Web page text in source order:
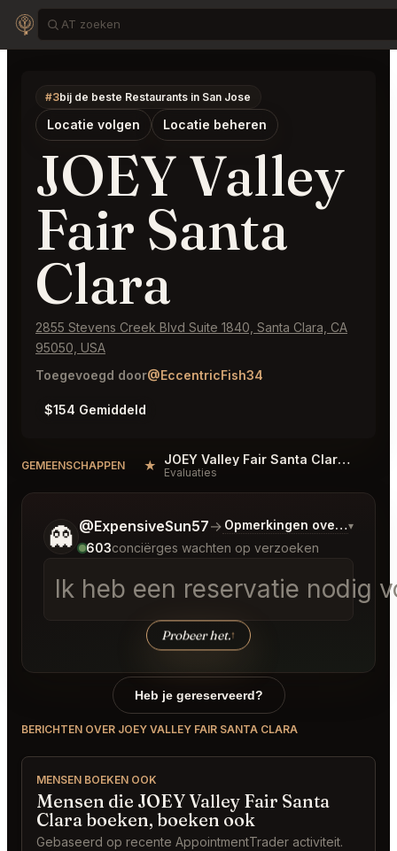
#3bij de beste Restaurants in San Jose
Locatie volgen Locatie beheren
JOEY Valley
Fair Santa
Clara
2855 Stevens Creek Blvd Suite 1840, Santa Clara, CA
95050, USA
Toegevoegd door@EccentricFish34
$154 Gemiddeld
GEMEENSCHAPPEN ★ JOEY Valley Fair Santa Clara Reviews
Evaluaties
👻 @ExpensiveSun57→ Opmerkingen over Laatste
▾
603conciërges wachten op verzoeken
Ik heb een reservatie nodig
Probeer het.↑
Vertel me wat je wilt.
Heb je gereserveerd?
BERICHTEN OVER JOEY VALLEY FAIR SANTA CLARA
MENSEN BOEKEN OOK
Mensen die JOEY Valley Fair Santa
Clara boeken, boeken ook
Gebaseerd op recente AppointmentTrader activiteit.